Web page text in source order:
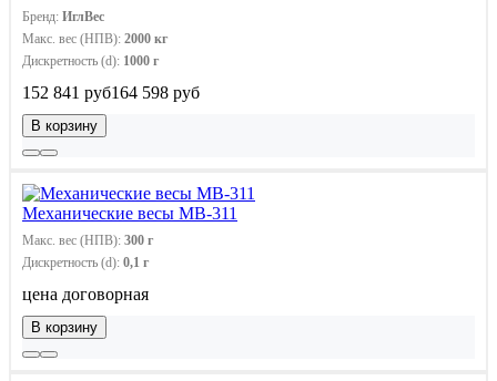
Бренд: ИглВес
Макс. вес (НПВ): 2000 кг
Дискретность (d): 1000 г
152 841 руб164 598 руб
В корзину
Механические весы МВ-311
Макс. вес (НПВ): 300 г
Дискретность (d): 0,1 г
цена договорная
В корзину